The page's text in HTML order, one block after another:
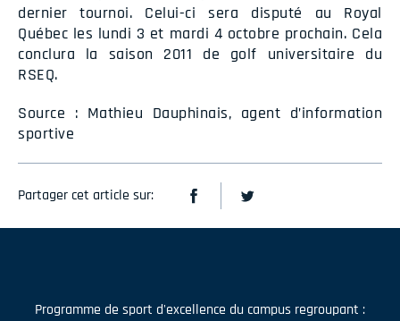
dernier tournoi. Celui-ci sera disputé au Royal
Québec les lundi 3 et mardi 4 octobre prochain. Cela
conclura la saison 2011 de golf universitaire du
RSEQ.
Source : Mathieu Dauphinais, agent d’information
sportive
Partager cet article sur:
Programme de sport d'excellence du campus regroupant :